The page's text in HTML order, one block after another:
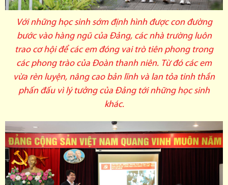
Với những học sinh sớm định hình được con đường
bước vào hàng ngũ của Đảng, các nhà trường luôn
trao cơ hội để các em đóng vai trò tiên phong trong
các phong trào của Đoàn thanh niên. Từ đó các em
vừa rèn luyện, nâng cao bản lĩnh và lan tỏa tinh thần
phấn đấu vì lý tưởng của Đảng tới những học sinh
khác.